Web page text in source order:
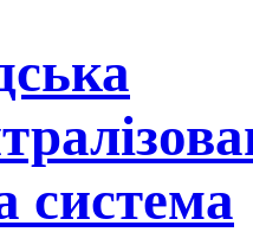
система